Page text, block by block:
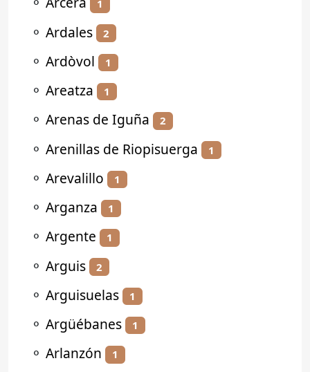
1
⚬ Ardales 2
⚬ Ardòvol 1
⚬ Areatza 1
⚬ Arenas de Iguña 2
⚬ Arenillas de Riopisuerga 1
⚬ Arevalillo 1
⚬ Arganza 1
⚬ Argente 1
⚬ Arguis 2
⚬ Arguisuelas 1
⚬ Argüébanes 1
⚬ Arlanzón 1